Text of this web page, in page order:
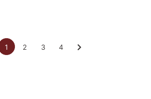
1 2 3 4